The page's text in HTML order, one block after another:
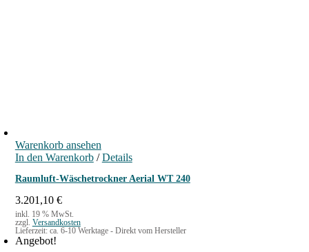
Warenkorb ansehen
In den Warenkorb / Details
Raumluft-Wäschetrockner Aerial WT 240
3.201,10 €
inkl. 19 % MwSt.
zzgl. Versandkosten
Lieferzeit: ca. 6-10 Werktage - Direkt vom Hersteller
Angebot!